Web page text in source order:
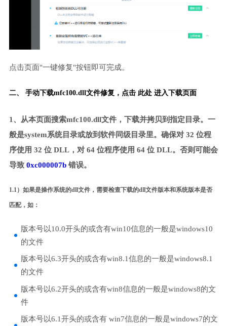
点击页面"一键修复"按钮即可完成。
二、 手动下载mfc100.dll文件修复， 点击 此处 进入下载页面
1、从本页面搜索mfc100.dll文件，下载并拷贝到指定目录。一
般是system系统目录或放到软件同级目录里。确保对 32 位程
序使用 32 位 DLL，对 64 位程序使用 64 位 DLL。否则可能会
导致 0xc000007b错误。
1.1）如果是操作系统的dll文件，需要检查下载的dll文件版本和系统版本是否
匹配，如：
版本号以10.0开头的或含有win10信息的一般是windows10
的文件
版本号以6.3开头的或含有win8.1信息的一般是windows8.1
的文件
版本号以6.2开头的或含有win8信息的一般是windows8的文
件
版本号以6.1开头的或含有 win7信息的一般是windows7的文